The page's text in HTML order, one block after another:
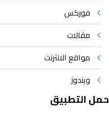
فوركس
مقالات
مواقع الانترنت
ويندوز
حمل التطبيق